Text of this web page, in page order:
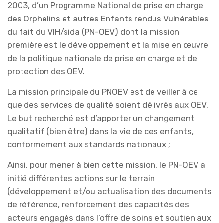
2003, d’un Programme National de prise en charge
des Orphelins et autres Enfants rendus Vulnérables
du fait du VIH/sida (PN-OEV) dont la mission
première est le développement et la mise en œuvre
de la politique nationale de prise en charge et de
protection des OEV.
La mission principale du PNOEV est de veiller à ce
que des services de qualité soient délivrés aux OEV.
Le but recherché est d’apporter un changement
qualitatif (bien être) dans la vie de ces enfants,
conformément aux standards nationaux ;
Ainsi, pour mener à bien cette mission, le PN-OEV a
initié différentes actions sur le terrain
(développement et/ou actualisation des documents
de référence, renforcement des capacités des
acteurs engagés dans l’offre de soins et soutien aux